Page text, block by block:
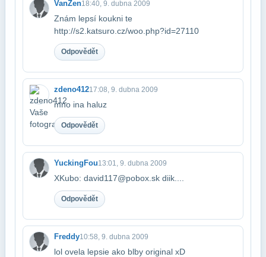
VanZen18:40, 9. dubna 2009
Znám lepsí koukni te
http://s2.katsuro.cz/woo.php?id=27110
Odpovědět
zdeno41217:08, 9. dubna 2009
mno ina haluz
Odpovědět
YuckingFou13:01, 9. dubna 2009
XKubo: david117@pobox.sk diik....
Odpovědět
Freddy10:58, 9. dubna 2009
lol ovela lepsie ako blby original xD